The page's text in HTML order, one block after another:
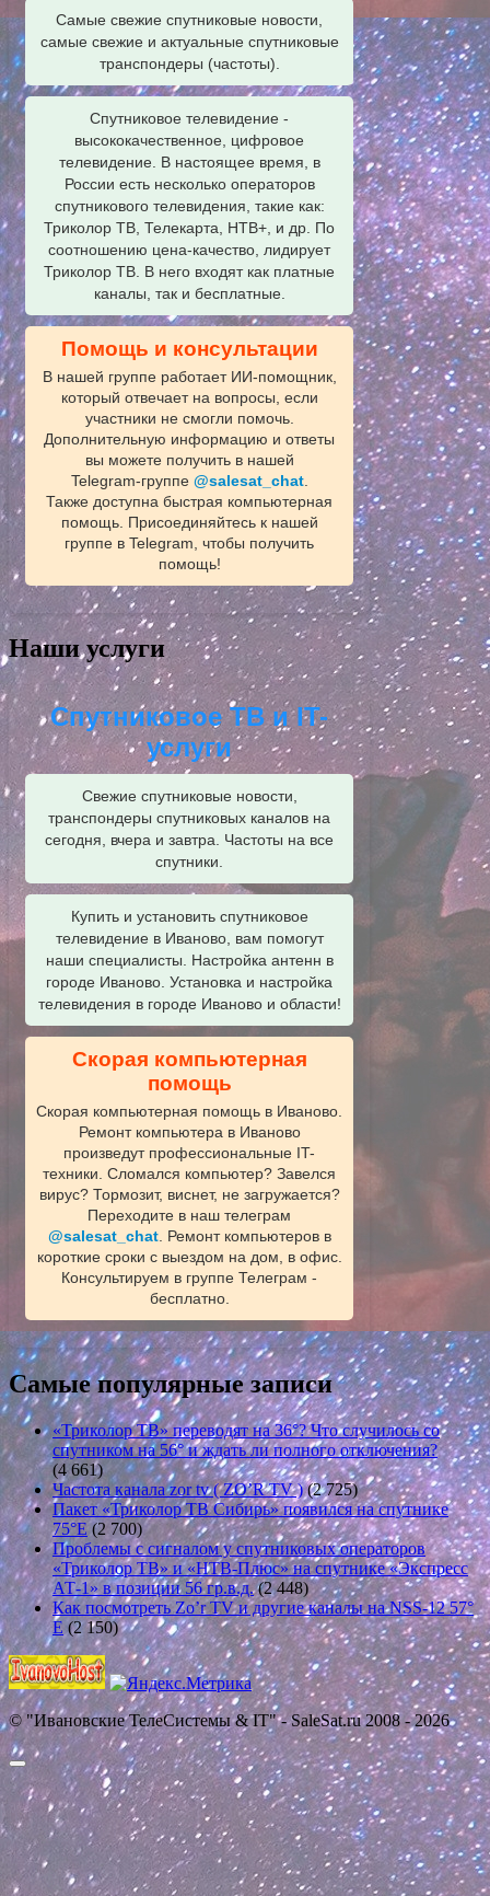
Самые свежие спутниковые новости,
самые свежие и актуальные спутниковые
транспондеры (частоты).
Спутниковое телевидение -
высококачественное, цифровое
телевидение. В настоящее время, в
России есть несколько операторов
спутникового телевидения, такие как:
Триколор ТВ, Телекарта, НТВ+, и др. По
соотношению цена-качество, лидирует
Триколор ТВ. В него входят как платные
каналы, так и бесплатные.
Помощь и консультации
В нашей группе работает ИИ‑помощник,
который отвечает на вопросы, если
участники не смогли помочь.
Дополнительную информацию и ответы
вы можете получить в нашей
Telegram‑группе @salesat_chat.
Также доступна быстрая компьютерная
помощь. Присоединяйтесь к нашей
группе в Telegram, чтобы получить
помощь!
Наши услуги
Спутниковое ТВ и IT-
услуги
Свежие спутниковые новости,
транспондеры спутниковых каналов на
сегодня, вчера и завтра. Частоты на все
спутники.
Купить и установить спутниковое
телевидение в Иваново, вам помогут
наши специалисты. Настройка антенн в
городе Иваново. Установка и настройка
телевидения в городе Иваново и области!
Скорая компьютерная
помощь
Скорая компьютерная помощь в Иваново.
Ремонт компьютера в Иваново
произведут профессиональные IT-
техники. Сломался компьютер? Завелся
вирус? Тормозит, виснет, не загружается?
Переходите в наш телеграм
@salesat_chat. Ремонт компьютеров в
короткие сроки с выездом на дом, в офис.
Консультируем в группе Телеграм -
бесплатно.
Самые популярные записи
«Триколор ТВ» переводят на 36°? Что случилось со
спутником на 56° и ждать ли полного отключения?
(4 661)
Частота канала zor tv ( ZO’R TV ) (2 725)
Пакет «Триколор ТВ Сибирь» появился на спутнике
75°E (2 700)
Проблемы с сигналом у спутниковых операторов
«Триколор ТВ» и «НТВ-Плюс» на спутнике «Экспресс
АТ-1» в позиции 56 гр.в.д. (2 448)
Как посмотреть Zo’r TV и другие каналы на NSS-12 57°
E (2 150)
© "Ивановские ТелеСистемы & IT" - SaleSat.ru 2008 - 2026
Прокрутить
вверх